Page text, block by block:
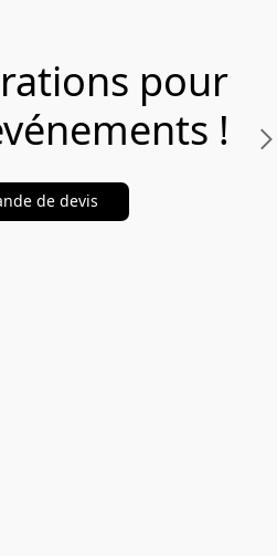
pour
!
de devis